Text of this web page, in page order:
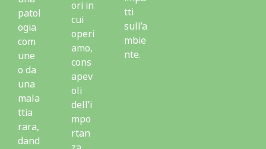
patol
ogia
com
une
o da
una
mala
ttia
rara,
dand
ori in
cui
operi
amo,
cons
apev
oli
dell’i
mpo
rtan
tti
sull’a
mbie
nte.